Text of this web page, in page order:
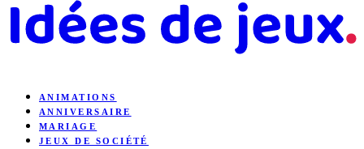
ANIMATIONS
ANNIVERSAIRE
MARIAGE
JEUX DE SOCIÉTÉ